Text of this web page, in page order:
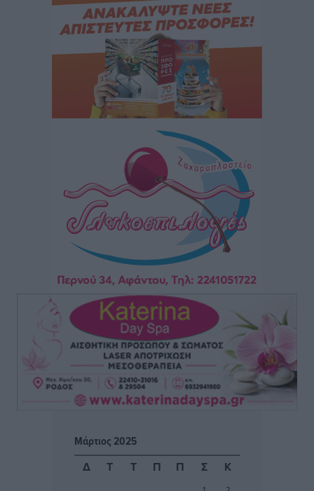
Δημόσιας Υγείας στη Νησιωτική Ελλάδα και στα
Νοσοκομεία της Γ΄ Ζώνης
πριν 13 ώρες
Πάνθηρες: Ξεκίνησαν αισιόδοξοι για την παρθενική
Αθλητικά• πριν 13 ώρες
Άρης Αρχαγγέλου: Στο πλευρό του άτυχου Ιάκωβου
• πριν 13 ώρες
Φοίβος: Η μεγάλη επιστροφή του Μπρένο Σαλβατιέρα
πριν 13 ώρες
Κλεάνθης: Έτοιμες οι κάρτες διαρκείας της νέας
σεζόν
Αθλητικά πριν 13 ώρες
Ατρόμητος Διμυλιάς: Ο Μαργαρίτης και μία
αδιαπραγμάτευτη φιλοσοφία
Αθλητικά• πριν 13 ώρες
Παπαεμμανουήλ
πριν 15 ώρες
Μάρτιος 2025
Δ
Τ Τ Π Π Σ Κ